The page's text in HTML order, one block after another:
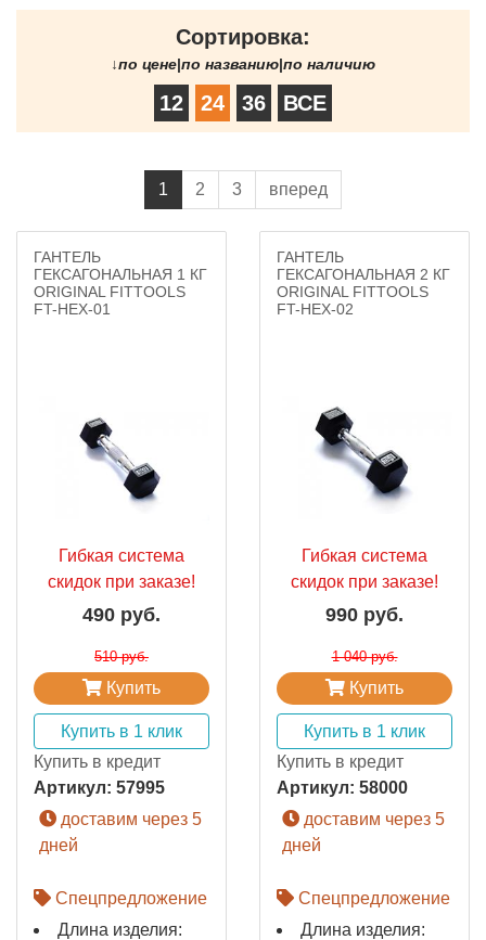
Сортировка:
↓по цене|по названию|по наличию
12 24 36 ВСЕ
1 2 3 вперед
ГАНТЕЛЬ
ГЕКСАГОНАЛЬНАЯ 1 КГ
ORIGINAL FITTOOLS
FT-HEX-01
Гибкая система
скидок при заказе!
490 руб.
510 руб.
Купить
Купить в 1 клик
Купить в кредит
Артикул: 57995
доставим через 5
дней
Спецпредложение
Длина изделия:
ГАНТЕЛЬ
ГЕКСАГОНАЛЬНАЯ 2 КГ
ORIGINAL FITTOOLS
FT-HEX-02
Гибкая система
скидок при заказе!
990 руб.
1 040 руб.
Купить
Купить в 1 клик
Купить в кредит
Артикул: 58000
доставим через 5
дней
Спецпредложение
Длина изделия: